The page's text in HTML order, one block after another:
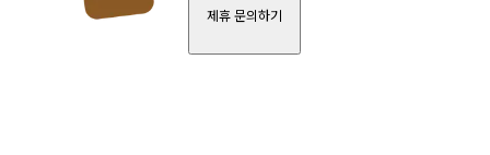
제휴 문의하기